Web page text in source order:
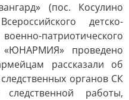
(пос. Косулино
детско-
«ЮНАРМИЯ» проведено
рассказали об
органов СК
работы,